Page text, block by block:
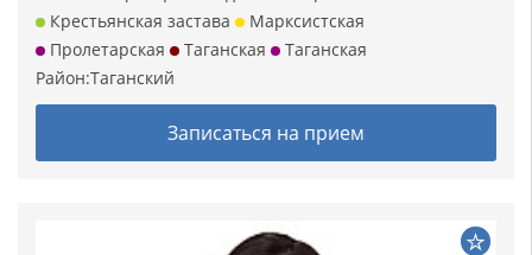
Крестьянская застава
Марксистская
Пролетарская
Таганская
Таганская
Район:Таганский
Записаться на прием